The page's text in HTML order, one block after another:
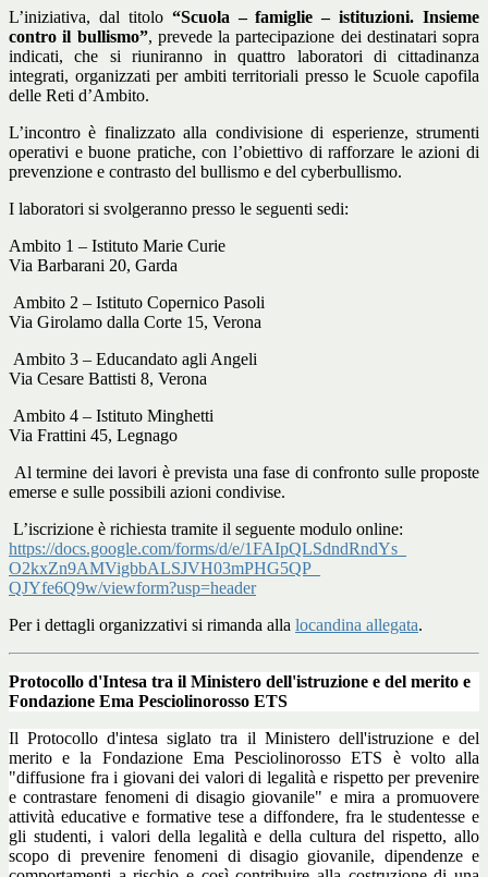
L’iniziativa, dal titolo “Scuola – famiglie – istituzioni. Insieme
contro il bullismo”, prevede la partecipazione dei destinatari sopra
indicati, che si riuniranno in quattro laboratori di cittadinanza
integrati, organizzati per ambiti territoriali presso le Scuole capofila
delle Reti d’Ambito.
L’incontro è finalizzato alla condivisione di esperienze, strumenti
operativi e buone pratiche, con l’obiettivo di rafforzare le azioni di
prevenzione e contrasto del bullismo e del cyberbullismo.
I laboratori si svolgeranno presso le seguenti sedi:
Ambito 1 – Istituto Marie Curie
Via Barbarani 20, Garda
Ambito 2 – Istituto Copernico Pasoli
Via Girolamo dalla Corte 15, Verona
Ambito 3 – Educandato agli Angeli
Via Cesare Battisti 8, Verona
Ambito 4 – Istituto Minghetti
Via Frattini 45, Legnago
Al termine dei lavori è prevista una fase di confronto sulle proposte
emerse e sulle possibili azioni condivise.
L’iscrizione è richiesta tramite il seguente modulo online:
https://docs.google.com/forms/d/e/1FAIpQLSdndRndYs_
O2kxZn9AMVigbbALSJVH03mPHG5QP_
QJYfe6Q9w/viewform?usp=header
Per i dettagli organizzativi si rimanda alla locandina allegata.
Protocollo d'Intesa tra il Ministero dell'istruzione e del merito e
Fondazione Ema Pesciolinorosso ETS
Il Protocollo d'intesa siglato tra il Ministero dell'istruzione e del
merito e la Fondazione Ema Pesciolinorosso ETS è volto alla
"diffusione fra i giovani dei valori di legalità e rispetto per prevenire
e contrastare fenomeni di disagio giovanile" e mira a promuovere
attività educative e formative tese a diffondere, fra le studentesse e
gli studenti, i valori della legalità e della cultura del rispetto, allo
scopo di prevenire fenomeni di disagio giovanile, dipendenze e